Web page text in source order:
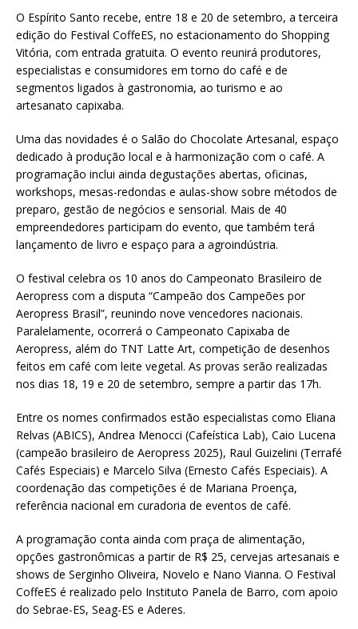
at
s
A
p
p
ai
l
ar
e
O Espírito Santo recebe, entre 18 e 20 de setembro, a terceira
edição do Festival CoffeES, no estacionamento do Shopping
Vitória, com entrada gratuita. O evento reunirá produtores,
especialistas e consumidores em torno do café e de
segmentos ligados à gastronomia, ao turismo e ao
artesanato capixaba.
Uma das novidades é o Salão do Chocolate Artesanal, espaço
dedicado à produção local e à harmonização com o café. A
programação inclui ainda degustações abertas, oficinas,
workshops, mesas-redondas e aulas-show sobre métodos de
preparo, gestão de negócios e sensorial. Mais de 40
empreendedores participam do evento, que também terá
lançamento de livro e espaço para a agroindústria.
O festival celebra os 10 anos do Campeonato Brasileiro de
Aeropress com a disputa “Campeão dos Campeões por
Aeropress Brasil”, reunindo nove vencedores nacionais.
Paralelamente, ocorrerá o Campeonato Capixaba de
Aeropress, além do TNT Latte Art, competição de desenhos
feitos em café com leite vegetal. As provas serão realizadas
nos dias 18, 19 e 20 de setembro, sempre a partir das 17h.
Entre os nomes confirmados estão especialistas como Eliana
Relvas (ABICS), Andrea Menocci (Cafeística Lab), Caio Lucena
(campeão brasileiro de Aeropress 2025), Raul Guizelini (Terrafé
Cafés Especiais) e Marcelo Silva (Ernesto Cafés Especiais). A
coordenação das competições é de Mariana Proença,
referência nacional em curadoria de eventos de café.
A programação conta ainda com praça de alimentação,
opções gastronômicas a partir de R$ 25, cervejas artesanais e
shows de Serginho Oliveira, Novelo e Nano Vianna. O Festival
CoffeES é realizado pelo Instituto Panela de Barro, com apoio
do Sebrae-ES, Seag-ES e Aderes.